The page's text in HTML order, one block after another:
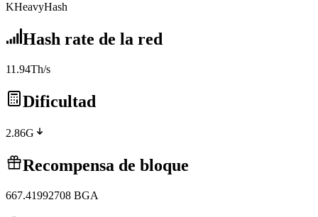
KHeavyHash
Hash rate de la red
11.94Th/s
Dificultad
2.86G
Recompensa de bloque
667.41992708 BGA